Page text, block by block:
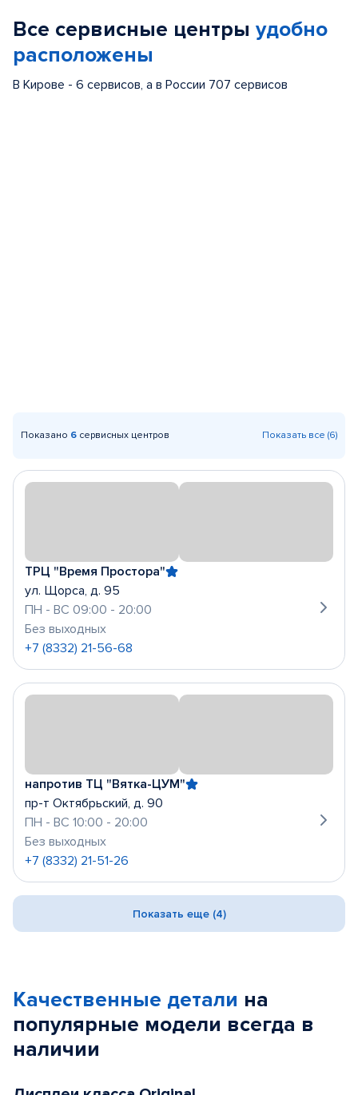
Все сервисные центры удобно
расположены
В Кирове - 6 сервисов, а в России 707 сервисов
Показано 6 сервисных центров Показать все (6)
ТРЦ "Время Простора"
ул. Щорса, д. 95
ПН - ВС 09:00 - 20:00
Без выходных
+7 (8332) 21-56-68
напротив ТЦ "Вятка-ЦУМ"
пр-т Октябрьский, д. 90
ПН - ВС 10:00 - 20:00
Без выходных
+7 (8332) 21-51-26
Показать еще (4)
Качественные детали на
популярные модели всегда в
наличии